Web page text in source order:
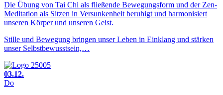
Die Übung von Tai Chi als fließende Bewegungsform und der Zen-
Meditation als Sitzen in Versunkenheit beruhigt und harmonisiert
unseren Körper und unseren Geist.
Stille und Bewegung bringen unser Leben in Einklang und stärken
unser Selbstbewusstsein,…
03.12.
Do